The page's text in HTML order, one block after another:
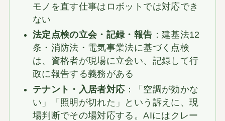
モノを直す仕事はロボットでは対応でき
ない
法定点検の立会・記録・報告 ：建基法12
条・消防法・電気事業法に基づく点検
は、資格者が現場に立会い、記録して行
政に報告する義務がある
テナント・入居者対応 ：「空調が効かな
い」「照明が切れた」という訴えに、現
場判断でその場対応する。AIにはクレー